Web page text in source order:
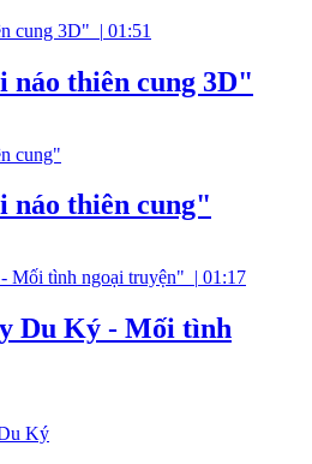
| 01:51
thiên cung 3D"
thiên cung"
| 01:17
Du Ký - Mối tình